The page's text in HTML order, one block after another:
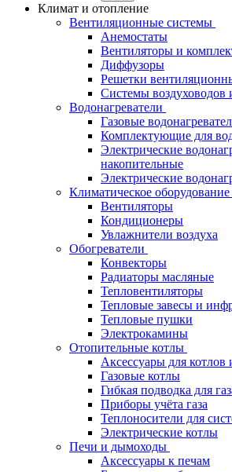
Климат и отопление
Вентиляционные системы
Анемостаты
Вентиляторы и
Диффузоры
Решетки
Системы
Водонагреватели
Газовые
Комплектующие для
Электрические
накопительные
Электрические
Климатическое оборудование
Вентиляторы
Кондиционеры
Увлажнители воздуха
Обогреватели
Конвекторы
Радиаторы масляные
Тепловентиляторы
Тепловые завесы и
Тепловые пушки
Электрокамины
Отопительные котлы
Аксессуары для котлов
Газовые котлы
Гибкая подводка для
Приборы учёта газа
Теплоносители для
Электрические котлы
Печи и дымоходы
Аксессуары к печам